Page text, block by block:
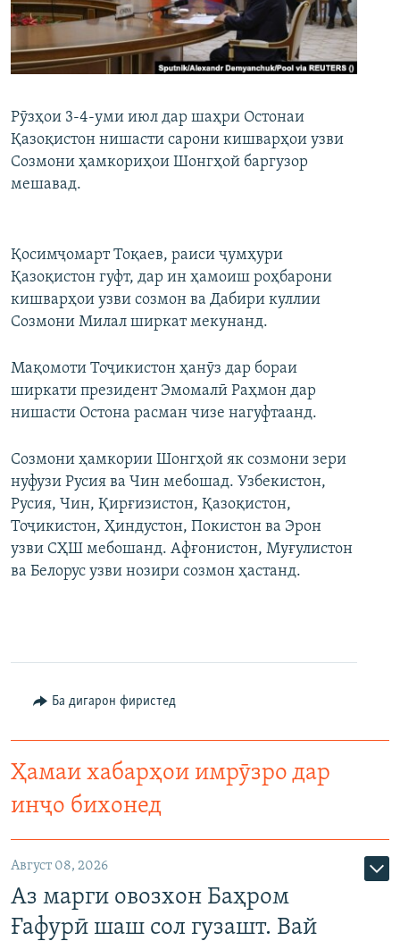
ГУЗОРИШҲОИ РАДИОӢ
Русский
Рӯзҳои 3-4-уми июл дар шаҳри Остонаи
Қазоқистон нишасти сарони кишварҳои узви
Созмони ҳамкориҳои Шонгҳой баргузор
мешавад.
Қосимҷомарт Тоқаев, раиси ҷумҳури
Қазоқистон гуфт, дар ин ҳамоиш роҳбарони
кишварҳои узви созмон ва Дабири куллии
Созмони Милал ширкат мекунанд.
Мақомоти Тоҷикистон ҳанӯз дар бораи
ширкати президент Эмомалӣ Раҳмон дар
нишасти Остона расман чизе нагуфтаанд.
Созмони ҳамкории Шонгҳой як созмони зери
нуфузи Русия ва Чин мебошад. Узбекистон,
Русия, Чин, Қирғизистон, Қазоқистон,
Тоҷикистон, Ҳиндустон, Покистон ва Эрон
узви СҲШ мебошанд. Афғонистон, Муғулистон
ва Белорус узви нозири созмон ҳастанд.
Ба дигарон фиристед
Ҳамаи хабарҳои имрӯзро дар
инҷо бихонед
Август 08, 2026
Аз марги овозхон Баҳром
Ғафурӣ шаш сол гузашт. Вай